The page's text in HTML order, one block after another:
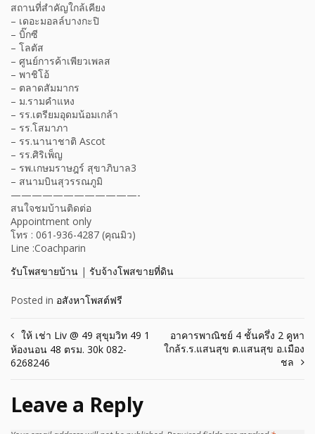
สถานที่สำคัญใกล้เคียง
– เดอะมอลล์บางกะปิ
– บิ๊กซี
– โลตัส
– ศูนย์การค้าเพียวเพลส
– พาชิโอ้
– ตลาดสัมมากร
– ม.รามคำแหง
– รร.เตรียมอุดมน้อมเกล้า
– รร.โสมาภา
– รร.นานาชาติ Ascot
– รร.ศิริเพ็ญ
– รพ.เกษมราษฎร์ สุขาภิบาล3
– สนามบินสุวรรณภูมิ
————————————-
สนใจชมบ้านติดต่อ
Appointment only
โทร : 061-936-4287 (คุณมิว)
Line :Coachparin
รับโพสขายบ้าน | รับจ้างโพสขายที่ดิน
Posted in อสังหาโพสต์ฟรี
Post
navigation
ให้ เช่า Liv @ 49 สุขุมวิท 49 1
ห้องนอน 48 ตรม. 30k 082-
6268246
อาคารพาณิชย์ 4 ชั้นครึ่ง 2 คูหา
ใกล้ร.ร.แสนสุข ต.แสนสุข อ.เมือง
ชล
Leave a Reply